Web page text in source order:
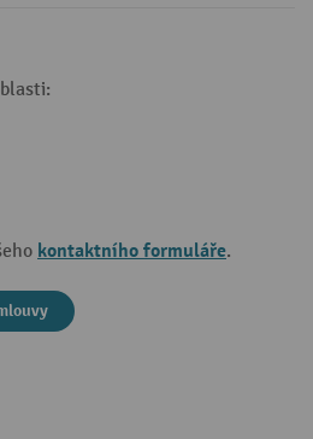
kontaktního formuláře.